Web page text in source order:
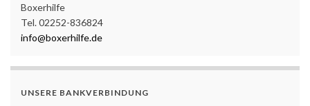
Boxerhilfe
Tel. 02252-836824
info@boxerhilfe.de
UNSERE BANKVERBINDUNG